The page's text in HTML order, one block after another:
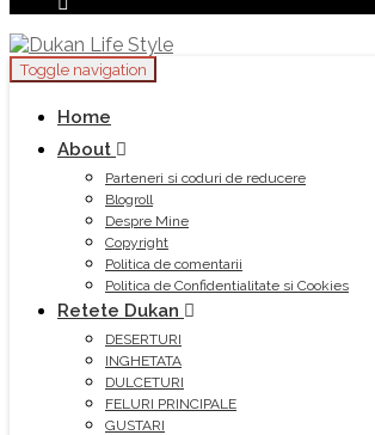
Toggle navigation
Home
About
Parteneri si coduri de reducere
Blogroll
Despre Mine
Copyright
Politica de comentarii
Politica de Confidentialitate si Cookies
Retete Dukan
DESERTURI
INGHETATA
DULCETURI
FELURI PRINCIPALE
GUSTARI